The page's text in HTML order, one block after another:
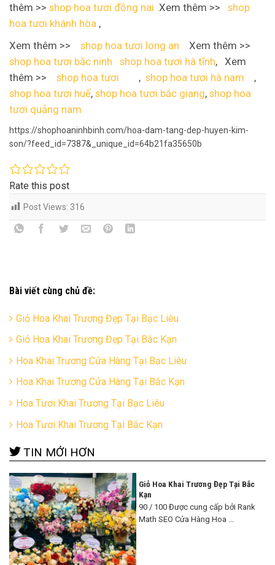
thêm >> shop hoa tươi đồng nai Xem thêm >>
shop
hoa tươi khánh hòa ,
Xem thêm >> shop hoa tươi long an Xem thêm >>
shop hoa tươi băc ninh
shop hoa tươi hà tĩnh, Xem
thêm >> shop hoa tươi , shop hoa tươi hà nam ,
shop hoa tươi huế, shop hoa tươi bắc giang, shop hoa
tươi quảng nam
https://shophoaninhbinh.com/hoa-dam-tang-dep-huyen-kim-
son/?feed_id=7387&_unique_id=64b21fa35650b
Rate this post
Post Views: 316
Bài viết cùng chủ đề:
Giỏ Hoa Khai Trương Đẹp Tại Bạc Liêu
Giỏ Hoa Khai Trương Đẹp Tại Bắc Kạn
Hoa Khai Trương Cửa Hàng Tại Bạc Liêu
Hoa Khai Trương Cửa Hàng Tại Bắc Kạn
Hoa Tươi Khai Trương Tại Bạc Liêu
Hoa Tươi Khai Trương Tại Bắc Kạn
TIN MỚI HƠN
Giỏ Hoa Khai Trương Đẹp Tại Bắc
Kạn
90 / 100 Được cung cấp bởi Rank
Math SEO Cửa Hàng Hoa ...